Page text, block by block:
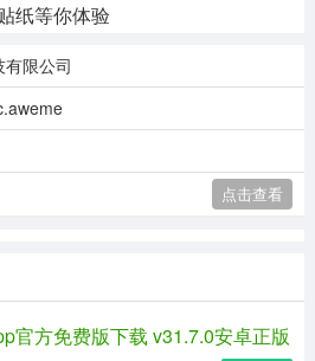
纸等你体验
限公司
点击查看
官方免费版下载 v31.7.0安卓正版